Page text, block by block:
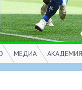
МЕДИА
Фото
АКАДЕМИЯ